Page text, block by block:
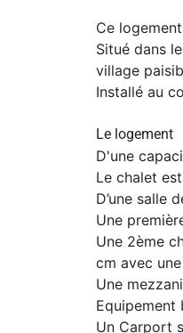
Ce
Situé dans
village
Installé au
Le logement
D'une
Le chalet
D’une salle
Une
Une 2ème
cm avec
Une
Equipement
Un Carport